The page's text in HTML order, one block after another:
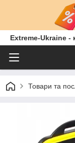
Extreme-Ukraine -
Товари та